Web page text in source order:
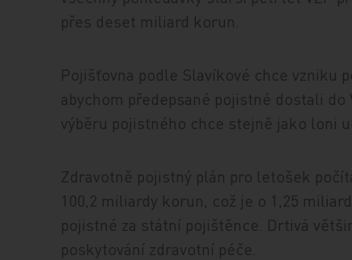
přes deset miliard korun.
Pojišťovna podle Slavíkové chce vzniku
abychom předepsané pojistné dostali
výběru pojistného chce stejně jako loni
Zdravotně pojistný plán pro letošek
100,2 miliardy korun, což je o 1,25
pojistné za státní pojištěnce. Drtivá
poskytování zdravotní péče.